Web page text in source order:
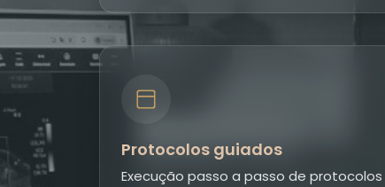
Protocolos guiados
Execução passo a passo de protocolos